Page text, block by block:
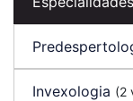
Invexologia (2